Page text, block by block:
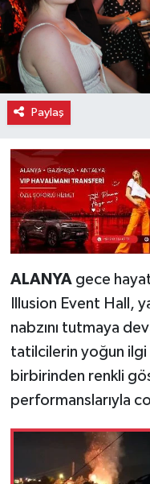
Paylaş
ALANYAgece
Illusion Event Hall,
nabzını tutmaya
tatilcilerin yoğun
birbirinden renkli
performanslarıyla